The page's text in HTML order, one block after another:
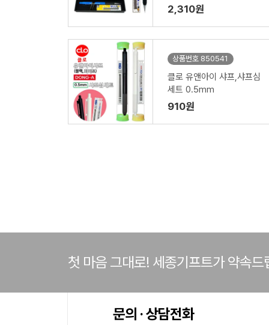
2,310원
상품번호 850541
클로 유앤아이 샤프,샤프심
세트 0.5mm
910원
첫 마음 그대로! 세종기프트가 약속드
문의 · 상담전화